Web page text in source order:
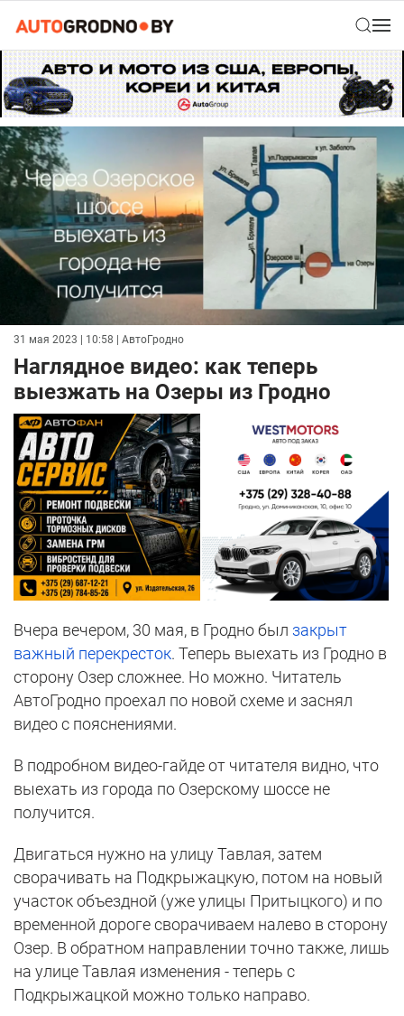
31 мая 2023 | 10:58 | АвтоГродно
Наглядное видео: как теперь
выезжать на Озеры из Гродно
Вчера вечером, 30 мая, в Гродно был закрыт
важный перекресток. Теперь выехать из Гродно в
сторону Озер сложнее. Но можно. Читатель
АвтоГродно проехал по новой схеме и заснял
видео с пояснениями.
В подробном видео-гайде от читателя видно, что
выехать из города по Озерскому шоссе не
получится.
Двигаться нужно на улицу Тавлая, затем
сворачивать на Подкрыжацкую, потом на новый
участок объездной (уже улицы Притыцкого) и по
временной дороге сворачиваем налево в сторону
Озер. В обратном направлении точно также, лишь
на улице Тавлая изменения - теперь с
Подкрыжацкой можно только направо.